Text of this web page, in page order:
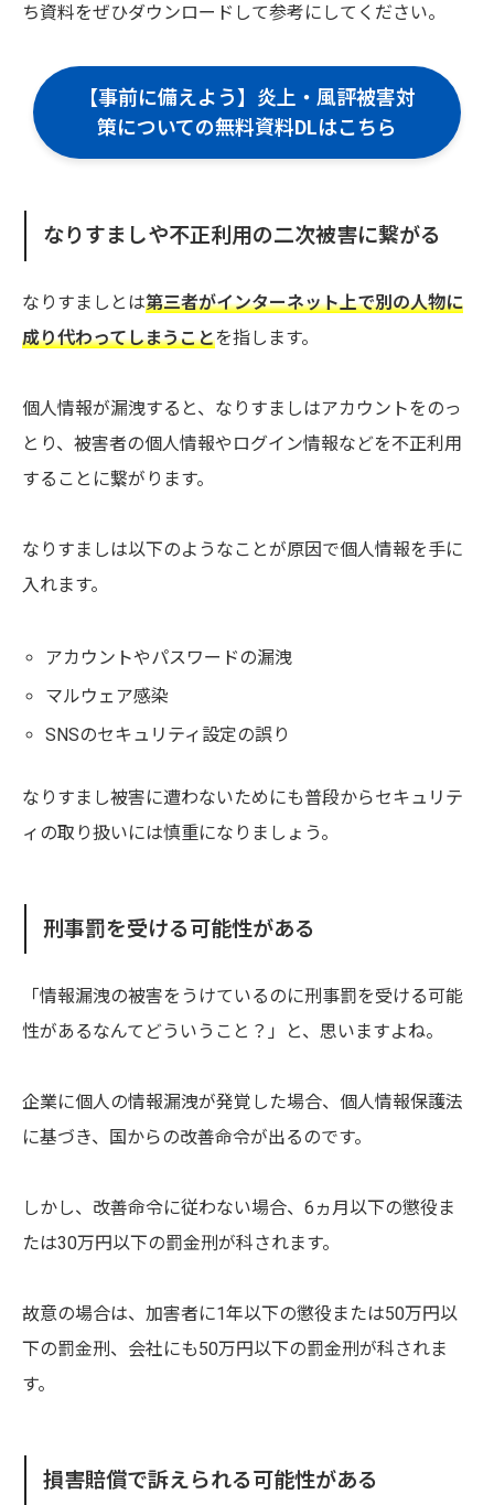
ち資料をぜひダウンロードして参考にしてください。
【事前に備えよう】炎上・風評被害対
策についての無料資料DLはこちら
なりすましや不正利用の二次被害に繋がる
なりすましとは第三者がインターネット上で別の人物に
成り代わってしまうことを指します。
個人情報が漏洩すると、なりすましはアカウントをのっ
とり、被害者の個人情報やログイン情報などを不正利用
することに繋がります。
なりすましは以下のようなことが原因で個人情報を手に
入れます。
アカウントやパスワードの漏洩
マルウェア感染
SNSのセキュリティ設定の誤り
なりすまし被害に遭わないためにも普段からセキュリテ
ィの取り扱いには慎重になりましょう。
刑事罰を受ける可能性がある
「情報漏洩の被害をうけているのに刑事罰を受ける可能
性があるなんてどういうこと？」と、思いますよね。
企業に個人の情報漏洩が発覚した場合、個人情報保護法
に基づき、国からの改善命令が出るのです。
しかし、改善命令に従わない場合、6ヵ月以下の懲役ま
たは30万円以下の罰金刑が科されます。
故意の場合は、加害者に1年以下の懲役または50万円以
下の罰金刑、会社にも50万円以下の罰金刑が科されま
す。
損害賠償で訴えられる可能性がある